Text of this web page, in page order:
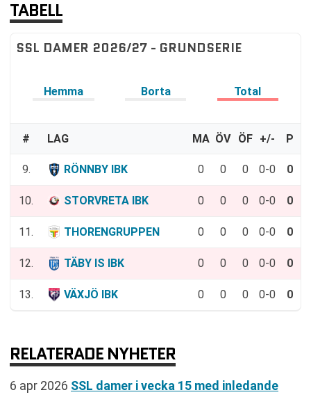
TABELL
SSL DAMER 2026/27 - GRUNDSERIE
Hemma Borta Total
# LAG MA ÖV ÖF +/- P
9. RÖNNBY IBK 0 0 0 0-0 0
10. STORVRETA IBK 0 0 0 0-0 0
11. THORENGRUPPEN 0 0 0 0-0 0
12. TÄBY IS IBK 0 0 0 0-0 0
13. VÄXJÖ IBK 0 0 0 0-0 0
RELATERADE NYHETER
6 apr 2026 SSL damer i vecka 15 med inledande